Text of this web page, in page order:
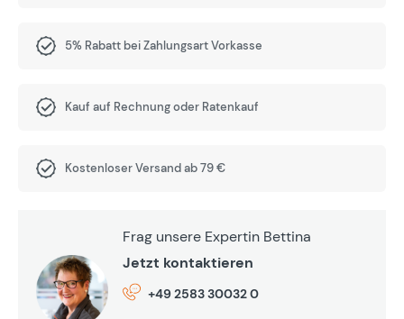
5% Rabatt bei Zahlungsart Vorkasse
Kauf auf Rechnung oder Ratenkauf
Kostenloser Versand ab 79 €
Frag unsere Expertin Bettina
Jetzt kontaktieren
+49 2583 30032 0